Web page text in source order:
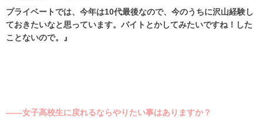
プライベートでは、今年は10代最後なので、今のうちに沢山経験し
ておきたいなと思っています。バイトとかしてみたいですね！した
ことないので。』
――女子高校生に戻れるならやりたい事はありますか？